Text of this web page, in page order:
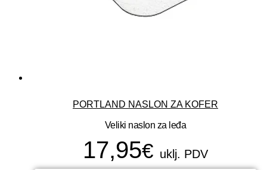
PORTLAND NASLON ZA KOFER
Veliki naslon za leđa
17,95€ uklj. PDV